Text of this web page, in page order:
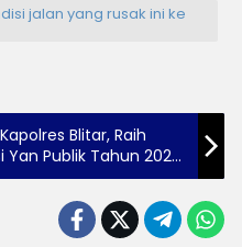
jalan yang rusak ini ke
Blitar, Raih
Publik Tahun 2024
RI